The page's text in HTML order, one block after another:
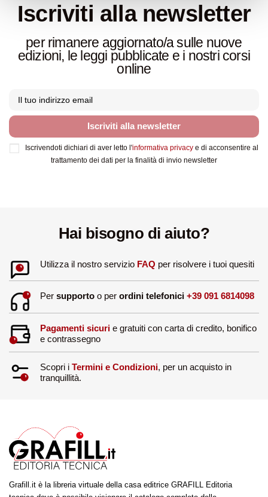
Iscriviti alla newsletter
per rimanere aggiornato/a sulle nuove
edizioni, le leggi pubblicate e i nostri corsi
online
Iscriviti alla newsletter
Iscrivendoti dichiari di aver letto l'informativa privacy e di acconsentire al
trattamento dei dati per la finalità di invio newsletter
Hai bisogno di aiuto?
Utilizza il nostro servizio FAQ per risolvere i tuoi quesiti
Per supportoo per ordini telefonici +39 091 6814098
Pagamenti sicurie gratuiti con carta di credito, bonifico
e contrassegno
Scopri i Termini e Condizioni, per un acquisto in
tranquillità.
Grafill.it è la libreria virtuale della casa editrice GRAFILL Editoria